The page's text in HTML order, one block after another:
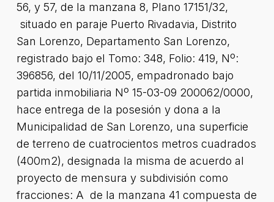
56, y 57, de la manzana 8, Plano 17151/32,
situado en paraje Puerto Rivadavia, Distrito
San Lorenzo, Departamento San Lorenzo,
registrado bajo el Tomo: 348, Folio: 419, Nº:
396856, del 10/11/2005, empadronado bajo
partida inmobiliaria Nº 15-03-09 200062/0000,
hace entrega de la posesión y dona a la
Municipalidad de San Lorenzo, una superficie
de terreno de cuatrocientos metros cuadrados
(400m2), designada la misma de acuerdo al
proyecto de mensura y subdivisión como
fracciones: A de la manzana 41 compuesta de